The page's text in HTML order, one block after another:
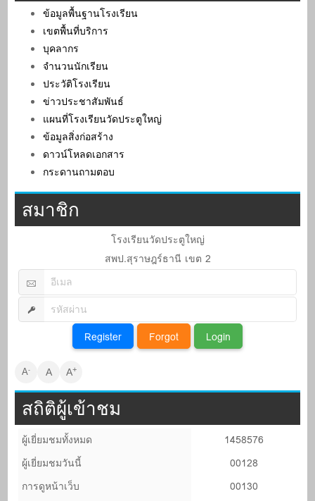
ข้อมูลพื้นฐานโรงเรียน
เขตพื้นที่บริการ
บุคลากร
จำนวนนักเรียน
ประวัติโรงเรียน
ข่าวประชาสัมพันธ์
แผนที่โรงเรียนวัดประตูใหญ่
ข้อมูลสิ่งก่อสร้าง
ดาวน์โหลดเอกสาร
กระดานถามตอบ
สมาชิก
โรงเรียนวัดประตูใหญ่
สพป.สุราษฎร์ธานี เขต 2
A- A A+
สถิติผู้เข้าชม
ผู้เยี่ยมชมทั้งหมด
1458576
ผู้เยี่ยมชมวันนี้
00128
การดูหน้าเว็บ
00130